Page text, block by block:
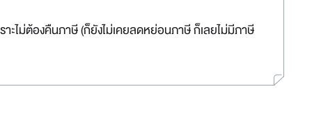
ะไม่ต้องคืนภาษี (ก็ยังไม่เคยลดหย่อนภาษี ก็เลยไม่มีภาษี